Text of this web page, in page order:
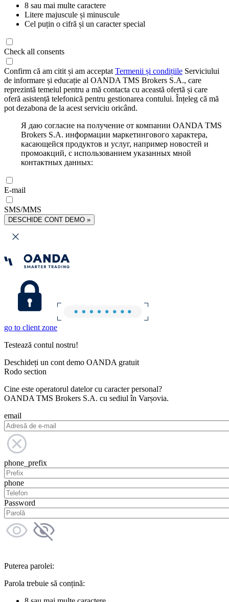
8 sau mai multe caractere
Litere majuscule și minuscule
Cel puțin o cifră și un caracter special
Check all consents
Confirm că am citit și am acceptat Termenii și condițiile Serviciului
de informare și educație al OANDA TMS Brokers S.A., care
reprezintă temeiul pentru a mă contacta cu această ofertă și care
oferă asistență telefonică pentru gestionarea contului. Înțeleg că mă
pot dezabona de la acest serviciu oricând.
Я даю согласие на получение от компании OANDA TMS
Brokers S.A. информации маркетингового характера,
касающейся продуктов и услуг, например новостей и
промоакций, с использованием указанных мной
контактных данных:
E-mail
SMS/MMS
DESCHIDE CONT DEMO »
go to client zone
Testează contul nostru!
Deschideți un cont demo OANDA gratuit
Rodo section
Cine este operatorul datelor cu caracter personal?
OANDA TMS Brokers S.A. cu sediul în Varșovia.
email
phone_prefix
phone
Password
Puterea parolei:
Parola trebuie să conțină: